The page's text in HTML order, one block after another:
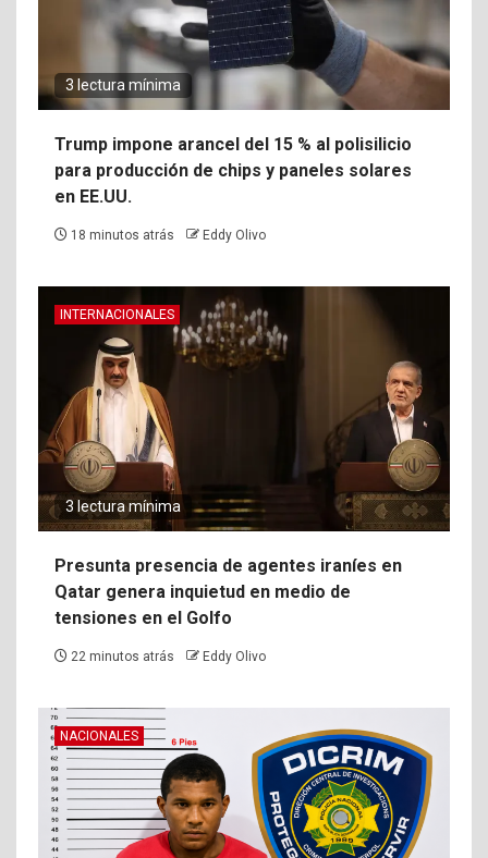
3 lectura mínima
Trump impone arancel del 15 % al polisilicio
para producción de chips y paneles solares
en EE.UU.
18 minutos atrás Eddy Olivo
INTERNACIONALES
3 lectura mínima
Presunta presencia de agentes iraníes en
Qatar genera inquietud en medio de
tensiones en el Golfo
22 minutos atrás Eddy Olivo
NACIONALES